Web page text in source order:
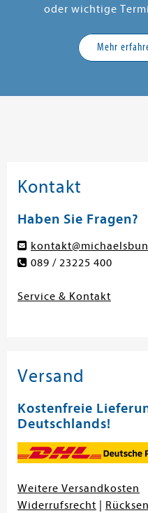
oder wichtige
Mehr
Kontakt
Haben Sie Fragen?
089 / 23225 400
Service & Kontakt
Versand
Kostenfreie
Deutschlands!
Weitere Versandkosten
Widerrufsrecht